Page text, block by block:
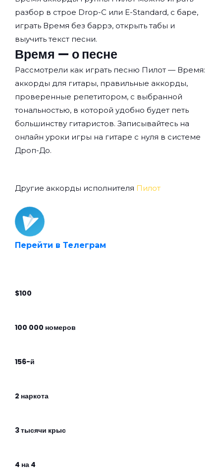
разбор в строе Drop-C или E-Standard, с баре,
играть Время без баррэ, открыть табы и
выучить текст песни.
Время — о песне
Рассмотрели как играть песню Пилот — Время:
аккорды для гитары, правильные аккорды,
проверенные репетитором, с выбранной
тональностью, в которой удобно будет петь
большинству гитаристов. Записывайтесь на
онлайн уроки игры на гитаре с нуля в системе
Дроп-До.
Другие аккорды исполнителя Пилот
Перейти в Телеграм
$100
100 000 номеров
156-й
2 наркота
3 тысячи крыс
4 на 4